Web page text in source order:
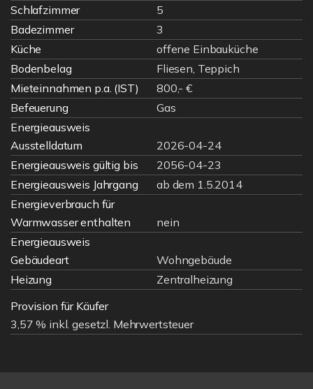
Schlafzimmer
5
Badezimmer
3
Küche
offene Einbauküche
Bodenbelag
Fliesen, Teppich
Mieteinnahmen p.a. (IST)
800,- €
Befeuerung
Gas
Energieausweis
Ausstelldatum
2026-04-24
Energieausweis gültig bis
2056-04-23
Energieausweis Jahrgang
ab dem 1.5.2014
Energieverbrauch für
Warmwasser enthalten
nein
Energieausweis
Gebäudeart
Wohngebäude
Heizung
Zentralheizung
Provision für Käufer
3,57 % inkl. gesetzl. Mehrwertsteuer